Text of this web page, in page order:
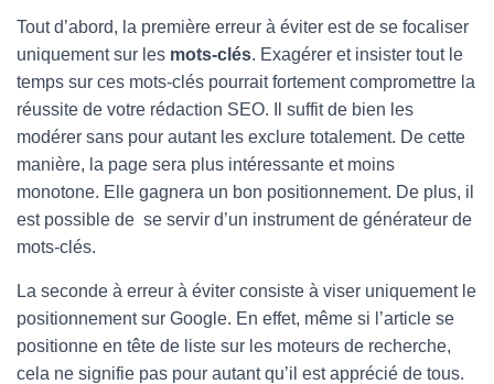
Tout d’abord, la première erreur à éviter est de se focaliser
uniquement sur les mots-clés. Exagérer et insister tout le
temps sur ces mots-clés pourrait fortement compromettre la
réussite de votre rédaction SEO. Il suffit de bien les
modérer sans pour autant les exclure totalement. De cette
manière, la page sera plus intéressante et moins
monotone. Elle gagnera un bon positionnement. De plus, il
est possible de se servir d’un instrument de générateur de
mots-clés.
La seconde à erreur à éviter consiste à viser uniquement le
positionnement sur Google. En effet, même si l’article se
positionne en tête de liste sur les moteurs de recherche,
cela ne signifie pas pour autant qu’il est apprécié de tous.